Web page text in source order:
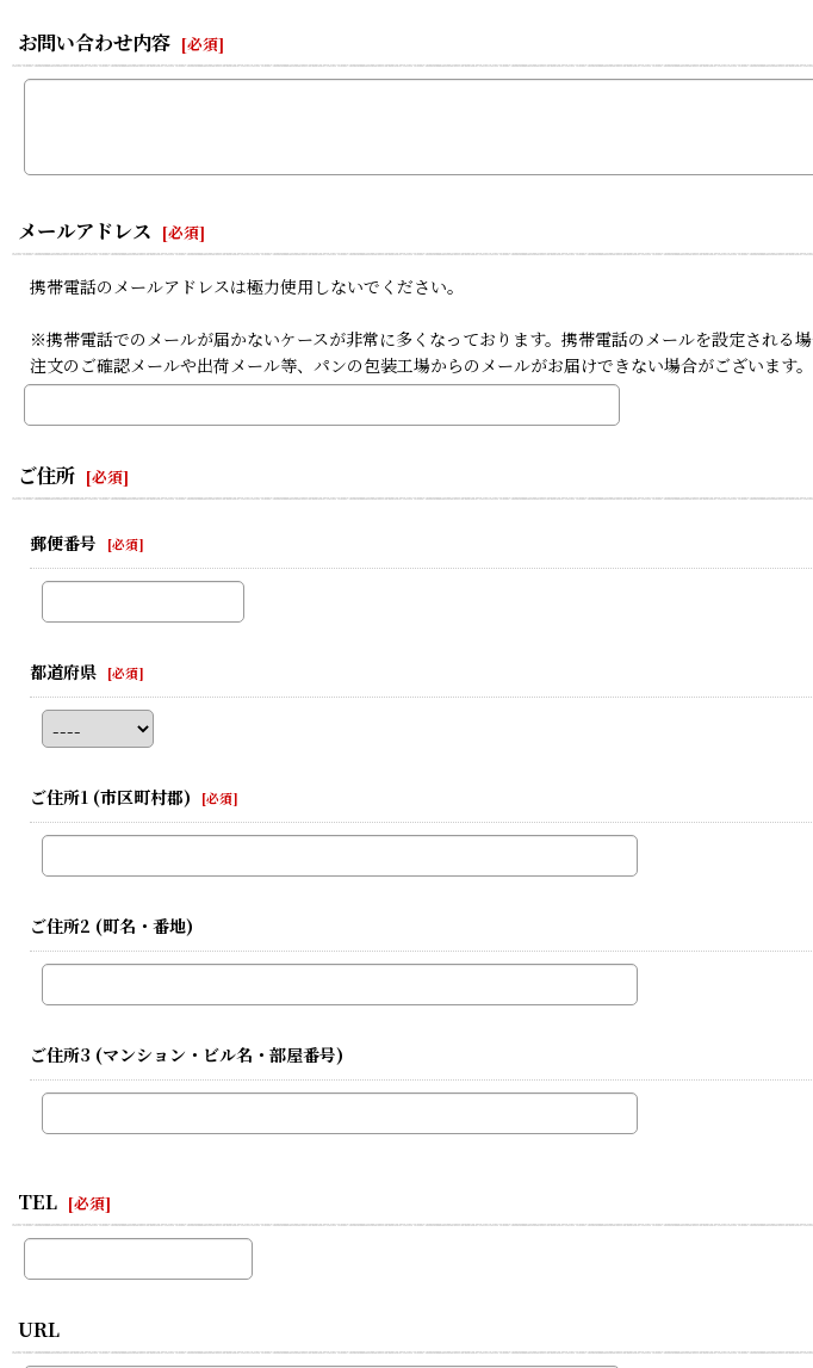
お問い合わせ内容 [必須]
メールアドレス [必須]
携帯電話のメールアドレスは極力使用しないでください。
※携帯電話でのメールが届かないケースが非常に多くなっております。携帯電話のメールを設定され
注文のご確認メールや出荷メール等、パンの包装工場からのメールがお届けできない場合がございます。
ご住所 [必須]
郵便番号 [必須]
都道府県 [必須]
ご住所1 (市区町村郡) [必須]
ご住所2 (町名・番地)
ご住所3 (マンション・ビル名・部屋番号)
TEL [必須]
URL